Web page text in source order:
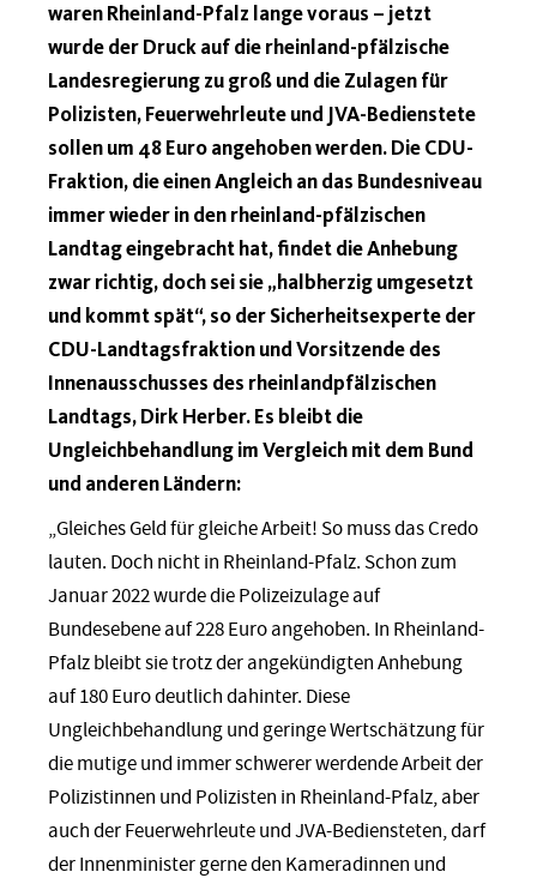
waren Rheinland-Pfalz lange voraus – jetzt
wurde der Druck auf die rheinland-pfälzische
Landesregierung zu groß und die Zulagen für
Polizisten, Feuerwehrleute und JVA-Bedienstete
sollen um 48 Euro angehoben werden. Die CDU-
Fraktion, die einen Angleich an das Bundesniveau
immer wieder in den rheinland-pfälzischen
Landtag eingebracht hat, findet die Anhebung
zwar richtig, doch sei sie „halbherzig umgesetzt
und kommt spät“, so der Sicherheitsexperte der
CDU-Landtagsfraktion und Vorsitzende des
Innenausschusses des rheinlandpfälzischen
Landtags, Dirk Herber. Es bleibt die
Ungleichbehandlung im Vergleich mit dem Bund
und anderen Ländern:
„Gleiches Geld für gleiche Arbeit! So muss das Credo
lauten. Doch nicht in Rheinland-Pfalz. Schon zum
Januar 2022 wurde die Polizeizulage auf
Bundesebene auf 228 Euro angehoben. In Rheinland-
Pfalz bleibt sie trotz der angekündigten Anhebung
auf 180 Euro deutlich dahinter. Diese
Ungleichbehandlung und geringe Wertschätzung für
die mutige und immer schwerer werdende Arbeit der
Polizistinnen und Polizisten in Rheinland-Pfalz, aber
auch der Feuerwehrleute und JVA-Bediensteten, darf
der Innenminister gerne den Kameradinnen und